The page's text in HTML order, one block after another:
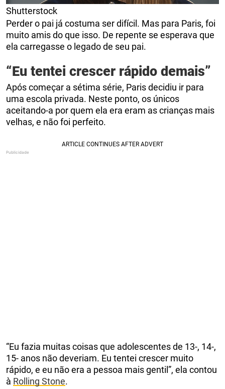
Shutterstock
Perder o pai já costuma ser difícil. Mas para Paris, foi
muito amis do que isso. De repente se esperava que
ela carregasse o legado de seu pai.
“Eu tentei crescer rápido demais”
Após começar a sétima série, Paris decidiu ir para
uma escola privada. Neste ponto, os únicos
aceitando-a por quem ela era eram as crianças mais
velhas, e não foi perfeito.
“Eu fazia muitas coisas que adolescentes de 13-, 14-,
15- anos não deveriam. Eu tentei crescer muito
rápido, e eu não era a pessoa mais gentil”, ela contou
à Rolling Stone.